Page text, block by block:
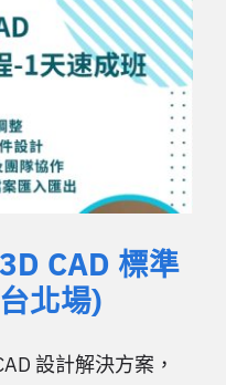
CAD 標準
北場)
設計解決方案，